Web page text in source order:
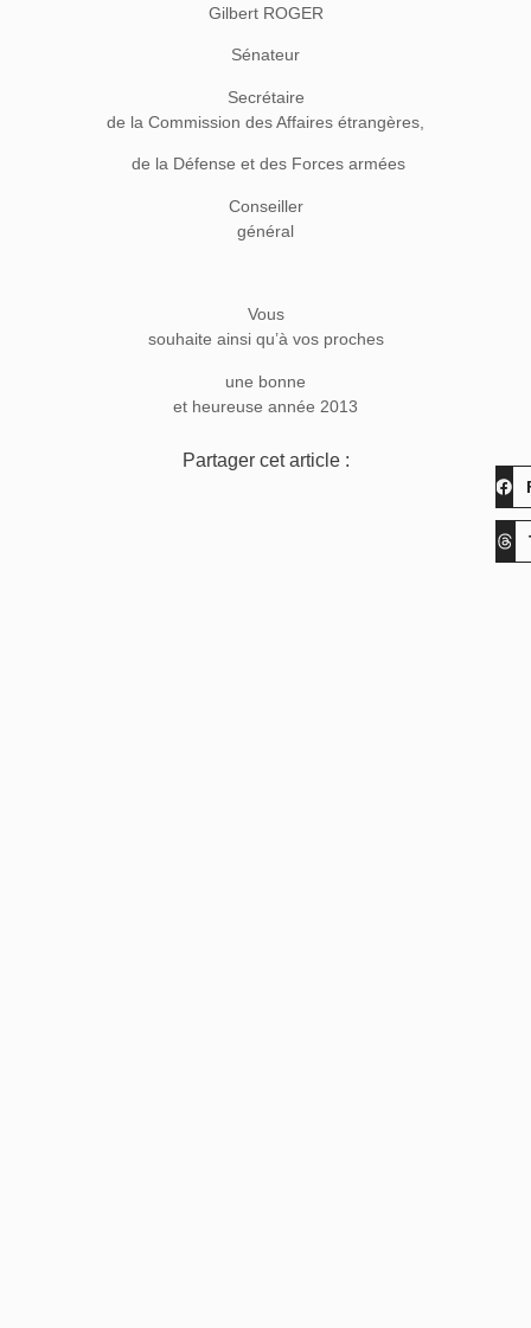
Gilbert ROGER
Sénateur
Secrétaire
de la Commission des Affaires étrangères,
de la Défense et des Forces armées
Conseiller
général
Vous
souhaite ainsi qu’à vos proches
une bonne
et heureuse année 2013
Partager cet article :